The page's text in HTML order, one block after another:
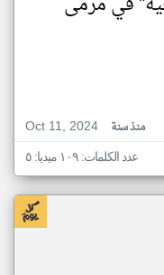
Oct 11, 2024
منذ سنة
عدد الكلمات: ١٠٩ ميديا: ٥